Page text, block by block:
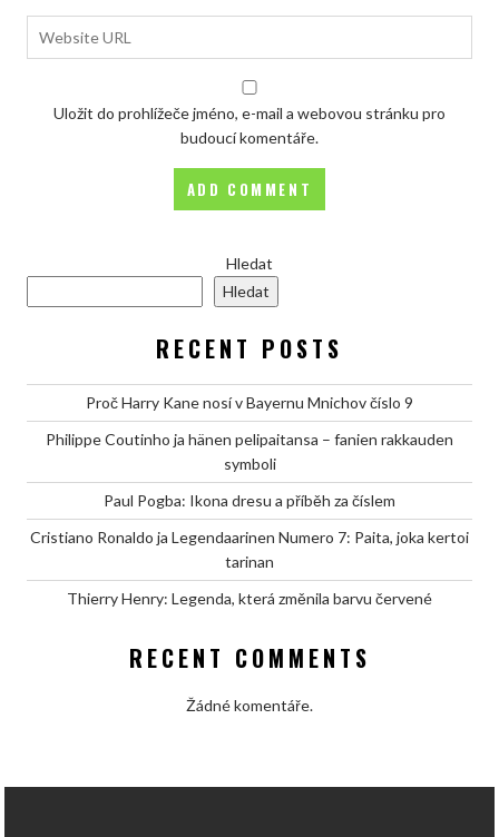
Uložit do prohlížeče jméno, e-mail a webovou stránku pro
budoucí komentáře.
Hledat
Hledat
RECENT POSTS
Proč Harry Kane nosí v Bayernu Mnichov číslo 9
Philippe Coutinho ja hänen pelipaitansa – fanien rakkauden
symboli
Paul Pogba: Ikona dresu a příběh za číslem
Cristiano Ronaldo ja Legendaarinen Numero 7: Paita, joka kertoi
tarinan
Thierry Henry: Legenda, která změnila barvu červené
RECENT COMMENTS
Žádné komentáře.